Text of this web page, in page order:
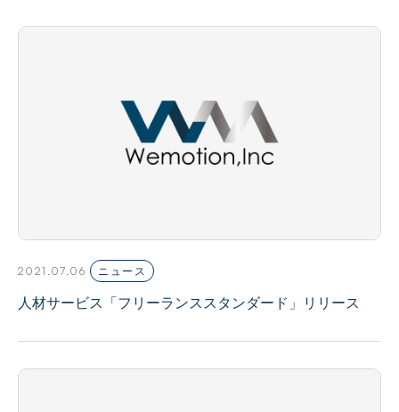
2021.07.06 ニュース
人材サービス「フリーランススタンダード」リリース